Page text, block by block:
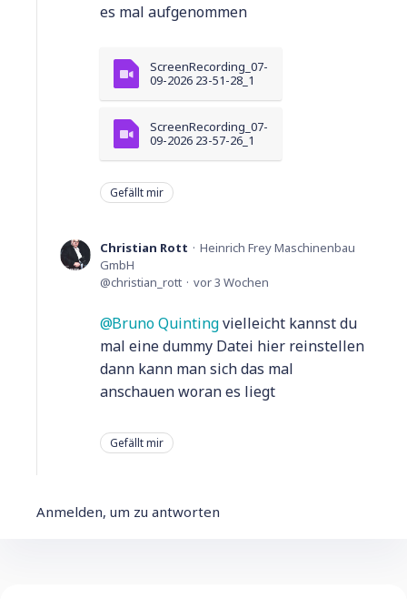
es mal aufgenommen
ScreenRecording_07-
09-2026 23-51-28_1
ScreenRecording_07-
09-2026 23-57-26_1
Gefällt mir
Christian Rott
Heinrich Frey Maschinenbau
GmbH
christian_rott
vor 3 Wochen
Bruno Quintingvielleicht kannst du
mal eine dummy Datei hier reinstellen
dann kann man sich das mal
anschauen woran es liegt
Gefällt mir
Anmelden, um zu antworten